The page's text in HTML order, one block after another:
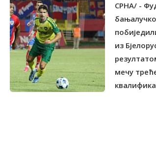
СРНА/ -
из
мечу